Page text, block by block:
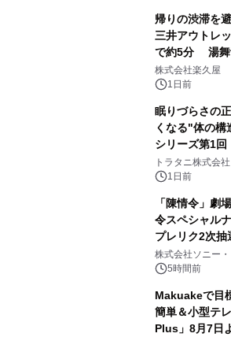
帰りの渋滞を
三井アウトレ
で約5分 湯舞
メニューを提供
株式会社楽久屋
1日前
眠りづらさの
くなる"体の構
シリーズ第1回
トラタニ株式会社
1日前
「陳情令」劇
令スペシャル
プレリク2次抽
株式会社ソニー
ンズ5時間前
Makuakeで目
簡単＆小型テ
Plus」8月7日